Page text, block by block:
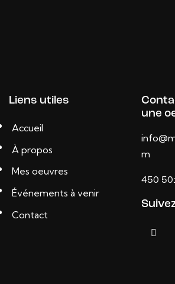
Liens utiles
Accueil
À propos
Mes oeuvres
Événements à venir
Contact
une
m
450